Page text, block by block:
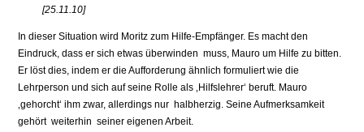
[25.11.10]
In dieser Situation wird Moritz zum Hilfe-Empfänger. Es macht den
Eindruck, dass er sich etwas überwinden muss, Mauro um Hilfe zu bitten.
Er löst dies, indem er die Aufforderung ähnlich formuliert wie die
Lehrperson und sich auf seine Rolle als ‚Hilfslehrer‘ beruft. Mauro
‚gehorcht‘ ihm zwar, allerdings nur halbherzig. Seine Aufmerksamkeit
gehört weiterhin seiner eigenen Arbeit.